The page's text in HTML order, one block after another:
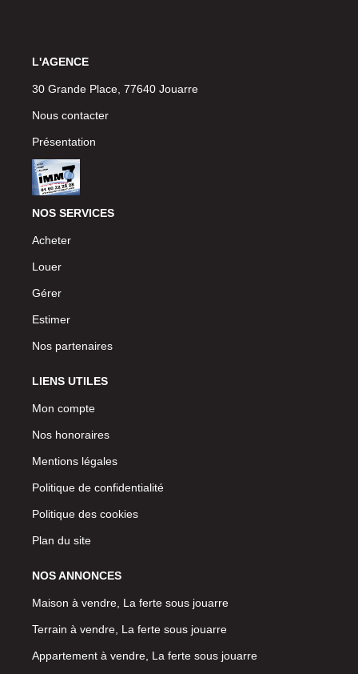
L'AGENCE
30 Grande Place, 77640 Jouarre
Nous contacter
Présentation
NOS SERVICES
Acheter
Louer
Gérer
Estimer
Nos partenaires
LIENS UTILES
Mon compte
Nos honoraires
Mentions légales
Politique de confidentialité
Politique des cookies
Plan du site
NOS ANNONCES
Maison à vendre, La ferte sous jouarre
Terrain à vendre, La ferte sous jouarre
Appartement à vendre, La ferte sous jouarre